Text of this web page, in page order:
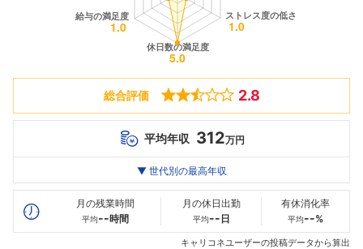
総合評価 2.8
平均年収 312万円
最高年収
20代
312万
30代
--万
--万
▼ 世代別の最高年収
月の残業時間
平均--時間
月の休日出勤
平均-- 日
有休消化率
平均--%
キャリコネユーザーの投稿データから算出